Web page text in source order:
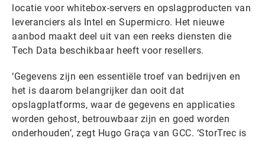
locatie voor whitebox-servers en opslagproducten van
leveranciers als Intel en Supermicro. Het nieuwe
aanbod maakt deel uit van een reeks diensten die
Tech Data beschikbaar heeft voor resellers.
‘Gegevens zijn een essentiële troef van bedrijven en
het is daarom belangrijker dan ooit dat
opslagplatforms, waar de gegevens en applicaties
worden gehost, betrouwbaar zijn en goed worden
onderhouden’, zegt Hugo Graça van GCC. ‘StorTrec is